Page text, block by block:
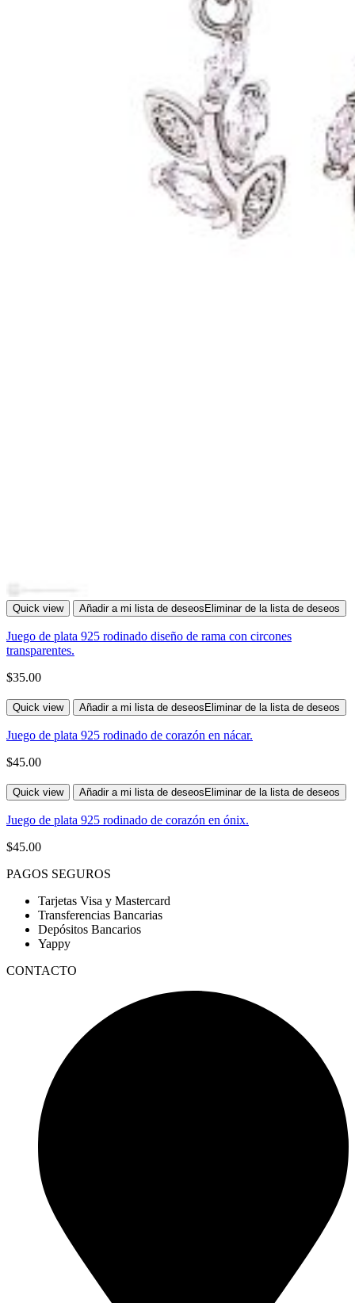
Quick view Añadir a mi lista de deseos Eliminar de la lista de deseos
Juego de plata 925 rodinado diseño de rama con circones
transparentes.
$35.00
Quick view Añadir a mi lista de deseos Eliminar de la lista de deseos
Juego de plata 925 rodinado de corazón en nácar.
$45.00
Quick view Añadir a mi lista de deseos Eliminar de la lista de deseos
Juego de plata 925 rodinado de corazón en ónix.
$45.00
PAGOS SEGUROS
Tarjetas Visa y Mastercard
Transferencias Bancarias
Depósitos Bancarios
Yappy
CONTACTO